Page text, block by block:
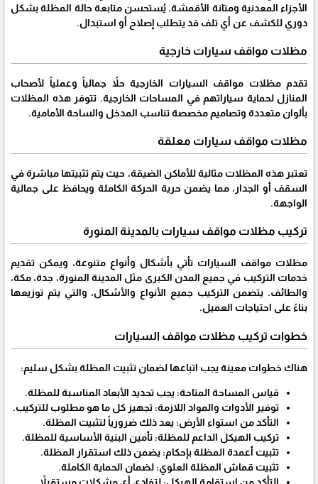
الأجزاء المعدنية ومتانة الأقمشة. يُستحسن متابعة حالة المظلة بشكل
دوري للكشف عن أي تلف قد يتطلب إصلاح أو استبدال.
مظلات مواقف سيارات خارجية
تقدم مظلات مواقف السيارات الخارجية حلاً جمالياً وعملياً لأصحاب
المنازل لحماية سياراتهم في المساحات الخارجية. تتوفر هذه المظلات
بألوان متعددة وتصاميم مخصصة تناسب المدخل والساحة الأمامية.
مظلات مواقف سيارات معلقة
تعتبر هذه المظلات مثالية للأماكن الضيقة، حيث يتم تثبيتها مباشرة في
السقف أو الجدار، مما يضمن حرية الحركة الكاملة ويحافظ على جمالية
الواجهة.
تركيب مظلات مواقف سيارات بالمدينة المنورة
مظلات مواقف السيارات تأتي بأشكال وأنواع متنوعة، ويمكن تقديم
خدمات التركيب في جميع المدن الكبرى مثل المدينة المنورة، جدة، مكة،
والطائف. يتضمن التركيب جميع الأنواع والأشكال، والتي يتم توزيعها
بناءً على احتياجات العميل.
خطوات تركيب مظلات مواقف السيارات
هناك خطوات معينة يجب اتباعها لضمان تثبيت المظلة بشكل سليم:
قياس المساحة المتاحة: يجب تحديد الأبعاد المناسبة للمظلة.
توفير الأدوات والمواد اللازمة: تجهيز كل ما هو مطلوب للتركيب.
التأكد من استواء الأرض: يعد ذلك ضرورياً لتثبيت المظلة.
تركيب الهيكل الداعم للمظلة: تأمين البنية الأساسية للمظلة.
تثبيت أعمدة المظلة بإحكام: يضمن ذلك استقرار المظلة.
تثبيت قماش المظلة العلوي: لضمان الحماية الكاملة.